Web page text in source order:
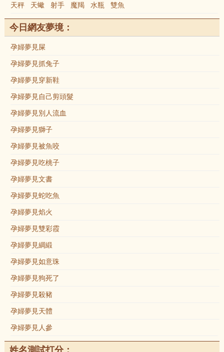
天秤 天蠍 射手 魔羯 水瓶 雙魚
今日網友夢境：
孕婦夢見屎
孕婦夢見抓兔子
孕婦夢見穿新鞋
孕婦夢見自己剪頭髮
孕婦夢見別人流血
孕婦夢見獅子
孕婦夢見被魚咬
孕婦夢見吃桃子
孕婦夢見文書
孕婦夢見蛇吃魚
孕婦夢見焰火
孕婦夢見雙彩霞
孕婦夢見綢緞
孕婦夢見如意珠
孕婦夢見狗死了
孕婦夢見殺豬
孕婦夢見天體
孕婦夢見人參
姓名測試打分：